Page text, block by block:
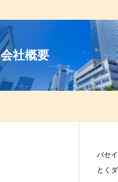
会社概要
パセ
とく